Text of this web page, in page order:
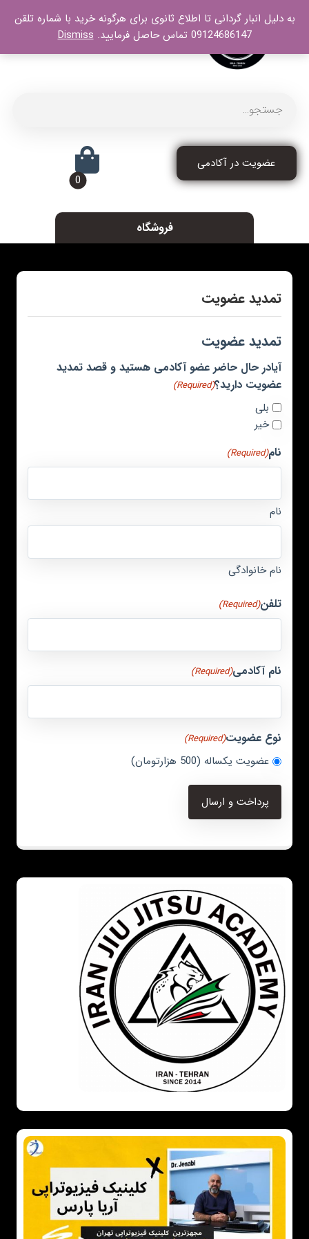
عضویت در آکادمی
فروشگاه
تمدید عضویت
تمدید عضویت
آیادر حال حاضر عضو آکادمی هستید و قصد تمدید
عضویت دارید؟(Required)
بلی
خیر
نام(Required)
نام
نام خانوادگی
تلفن(Required)
نام آکادمی(Required)
نوع عضویت(Required)
عضویت یکساله (500 هزارتومان)
به دلیل انبار گردانی تا اطلاع ثانوی برای هرگونه خرید با شماره تلقن
09124686147 تماس حاصل فرمایید.
Dismiss